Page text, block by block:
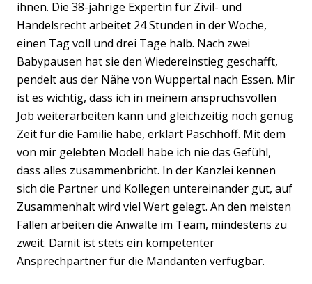
Previous
ihnen. Die 38-jährige Expertin für Zivil- und
Handelsrecht arbeitet 24 Stunden in der Woche,
einen Tag voll und drei Tage halb. Nach zwei
Babypausen hat sie den Wiedereinstieg geschafft,
pendelt aus der Nähe von Wuppertal nach Essen. Mir
ist es wichtig, dass ich in meinem anspruchsvollen
Job weiterarbeiten kann und gleichzeitig noch genug
Zeit für die Familie habe, erklärt Paschhoff. Mit dem
von mir gelebten Modell habe ich nie das Gefühl,
dass alles zusammenbricht. In der Kanzlei kennen
sich die Partner und Kollegen untereinander gut, auf
Zusammenhalt wird viel Wert gelegt. An den meisten
Fällen arbeiten die Anwälte im Team, mindestens zu
zweit. Damit ist stets ein kompetenter
Ansprechpartner für die Mandanten verfügbar.